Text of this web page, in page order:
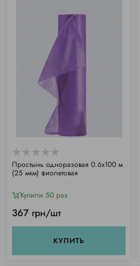
Простынь одноразовая 0.6х100 м
(25 мкм) фиолетовая
Купили 50 раз
367 грн/шт
КУПИТЬ